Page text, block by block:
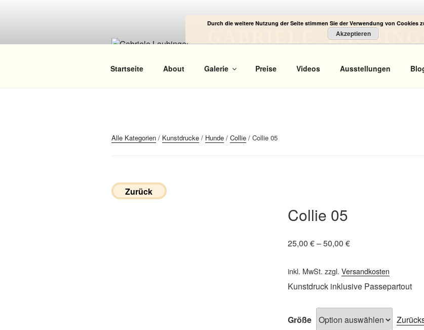
GABRIELE
Startseite About Galerie Preise Videos Ausstellungen
Alle Kategorien / Kunstdrucke / Hunde / Collie / Collie 05
Zurück
Collie 05
25,00 €–50,00 €
inkl. MwSt. zzgl. Versandkosten
Kunstdruck inklusive Passepartout
Größe
Durch die weitere Nutzung der Seite stimmen Sie der Verwendung von Cookies
Akzeptieren